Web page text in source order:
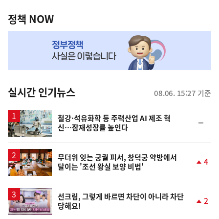
책
NOW,
뉴
스
정책 NOW
실시간 인기뉴스 08.06. 15:27 기준
철강·석유화학 등 주력산업 AI 제조 혁
신…잠재성장률 높인다
일
무더위 잊는 궁궐 피서, 창덕궁 약방에서
달이는 '조선 왕실 보양 비법'
상
4
영
상
선크림, 그렇게 바르면 차단이 아니라 차단
당해요!
2